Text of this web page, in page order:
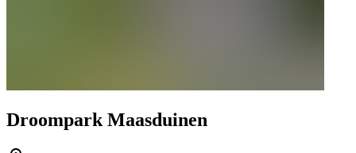
Droompark Maasduinen